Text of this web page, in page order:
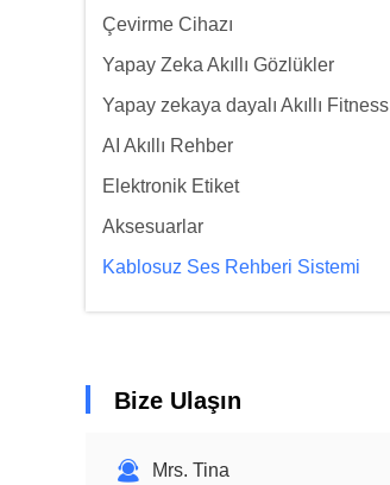
Çevirme Cihazı
Yapay Zeka Akıllı Gözlükler
Yapay zekaya dayalı Akıllı Fitness
AI Akıllı Rehber
Elektronik Etiket
Aksesuarlar
Kablosuz Ses Rehberi Sistemi
Bize Ulaşın
Mrs. Tina